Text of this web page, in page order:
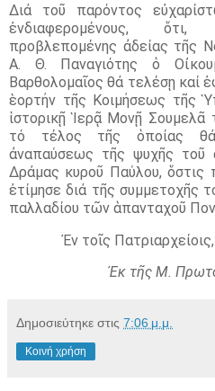
Διά τοῦ παρόντος
ἐνδιαφερομένους, ὅτι,
προβλεπομένης ἀδείας τῆς
Α. Θ. Παναγιότης ὁ
Βαρθολομαῖος θά τελέσῃ καί
ἑορτήν τῆς Κοιμήσεως τῆς
ἱστορικῇ Ἱερᾷ Μονῇ Σουμελᾶ
τό τέλος τῆς ὁποίας
ἀναπαύσεως τῆς ψυχῆς τοῦ
Δράμας κυροῦ Παύλου, ὅστις
ἐτίμησε διά τῆς συμμετοχῆς
παλλαδίου τῶν ἁπανταχοῦ
Ἐν τοῖς
Ἐκ τῆς Μ.
Δημοσιεύτηκε στις 7:06 μ.μ.
Κοινή χρήση